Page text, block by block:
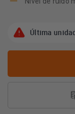
Última